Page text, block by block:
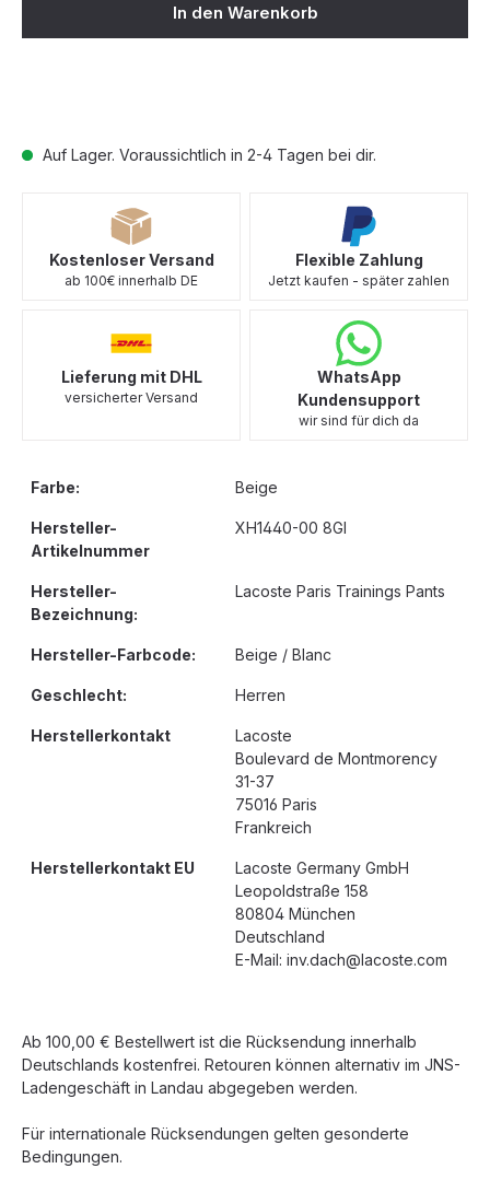
Auf Lager. Voraussichtlich in 2-4 Tagen bei dir.
In den Warenkorb
Kostenloser Versand
ab 100€ innerhalb DE
Flexible Zahlung
Jetzt kaufen - später zahlen
Lieferung mit DHL
versicherter Versand
WhatsApp
Kundensupport
wir sind für dich da
Farbe: Beige
Hersteller-
Artikelnummer
XH1440-00 8GI
Hersteller-
Bezeichnung:
Lacoste Paris Trainings Pants
Hersteller-Farbcode: Beige / Blanc
Geschlecht: Herren
Herstellerkontakt
Lacoste
Boulevard de Montmorency
31-37
75016 Paris
Frankreich
Herstellerkontakt EU
Lacoste Germany GmbH
Leopoldstraße 158
80804 München
Deutschland
E-Mail: inv.dach@lacoste.com
Ab 100,00 € Bestellwert ist die Rücksendung innerhalb
Deutschlands kostenfrei. Retouren können alternativ im JNS-
Ladengeschäft in Landau abgegeben werden.
Für internationale Rücksendungen gelten gesonderte
Bedingungen.